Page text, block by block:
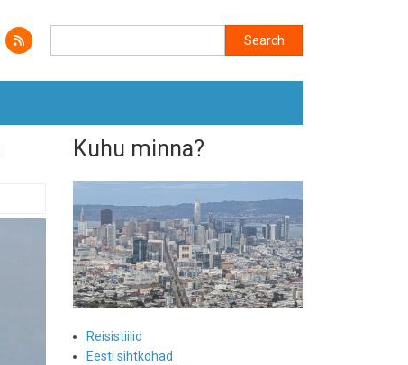
Kuhu minna?
Reisistiilid
Eesti sihtkohad